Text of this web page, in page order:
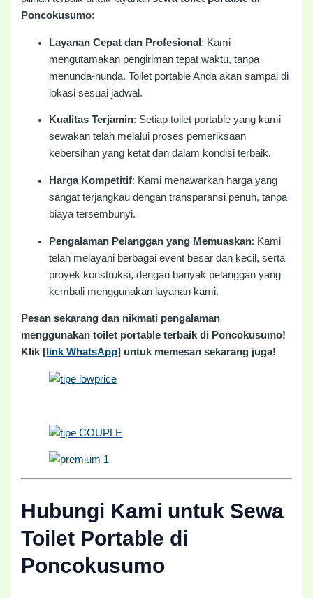
Poncokusumo:
Layanan Cepat dan Profesional : Kami
mengutamakan pengiriman tepat waktu, tanpa
menunda-nunda. Toilet portable Anda akan sampai di
lokasi sesuai jadwal.
Kualitas Terjamin: Setiap toilet portable yang kami
sewakan telah melalui proses pemeriksaan
kebersihan yang ketat dan dalam kondisi terbaik.
Harga Kompetitif: Kami menawarkan harga yang
sangat terjangkau dengan transparansi penuh, tanpa
biaya tersembunyi.
Pengalaman Pelanggan yang Memuaskan: Kami
telah melayani berbagai event besar dan kecil, serta
proyek konstruksi, dengan banyak pelanggan yang
kembali menggunakan layanan kami.
Pesan sekarang dan nikmati pengalaman
menggunakan toilet portable terbaik di Poncokusumo!
Klik [ link WhatsApp] untuk memesan sekarang juga!
Hubungi Kami untuk Sewa
Toilet Portable di
Poncokusumo